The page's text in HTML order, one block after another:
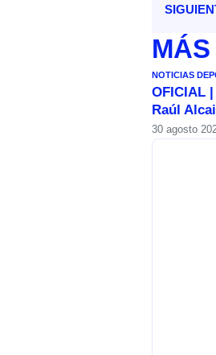
MÁS
NOTICIAS
OFICIAL
Raúl
30 agosto